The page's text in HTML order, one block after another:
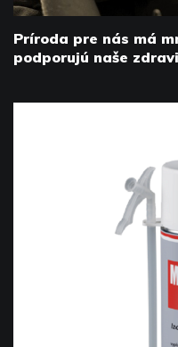
Príroda pre nás má
podporujú naše